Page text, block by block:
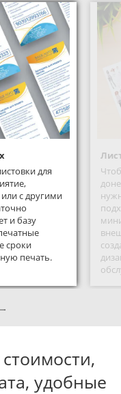
для
или с другими
и базу
сроки
печать.
удобные